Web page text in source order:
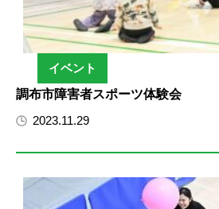
イベント
調布市障害者スポーツ体験会
2023.11.29